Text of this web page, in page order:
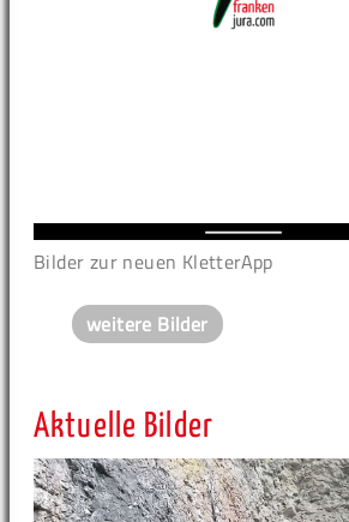
Bilder zur neuen KletterApp
weitere Bilder
Aktuelle Bilder